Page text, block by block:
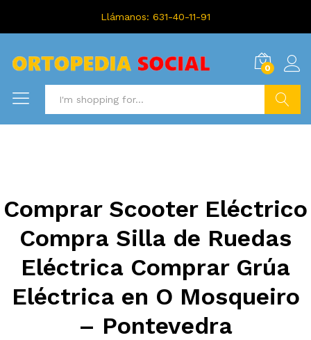
Llámanos: 631-40-11-91
0
Comprar Scooter Eléctrico
Compra Silla de Ruedas
Eléctrica Comprar Grúa
Eléctrica en O Mosqueiro
– Pontevedra